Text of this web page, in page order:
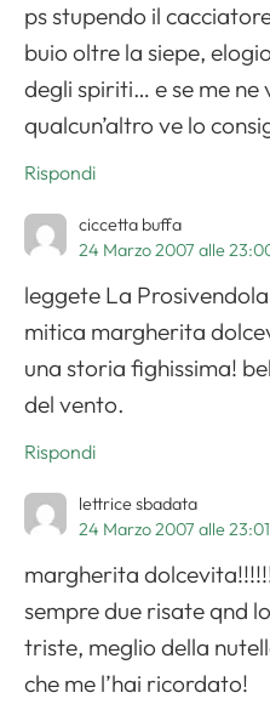
ps stupendo il
buio oltre la siepe,
degli spiriti… e se me ne
qualcun’altro ve lo
Rispondi
ciccetta buffa
24 Marzo 2007 alle
leggete La
mitica margherita
una storia fighissima!
del vento.
Rispondi
lettrice sbadata
24 Marzo 2007 alle 23:01
margherita
sempre due risate qnd
triste, meglio della
che me l’hai ricordato!